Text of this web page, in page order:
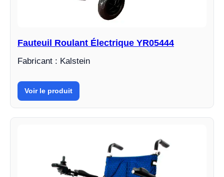
Fauteuil Roulant Électrique YR05444
Fabricant : Kalstein
Voir le produit